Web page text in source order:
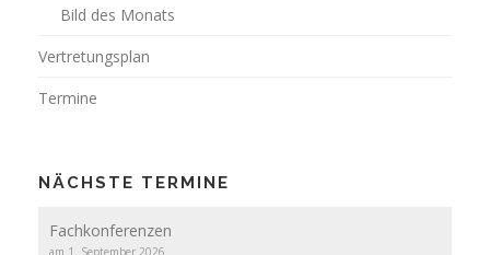
Bild des Monats
Vertretungsplan
Termine
NÄCHSTE TERMINE
Fachkonferenzen
am 1. September 2026